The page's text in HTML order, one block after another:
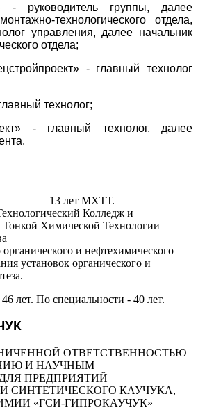
- руководитель группы, далее
технологического отдела,
управления, далее начальник
отдела;
- главный технолог
технолог;
- главный технолог, далее
13 лет МХТТ.
Колледж и
Химической Технологии
и нефтехимического
установок органического и
лет. По специальности - 40 лет.
ОТВЕТСТВЕННОСТЬЮ
И НАУЧНЫМ
ПРЕДПРИЯТИЙ
СИНТЕТИЧЕСКОГО КАУЧУКА,
«ГСИ-ГИПРОКАУЧУК»